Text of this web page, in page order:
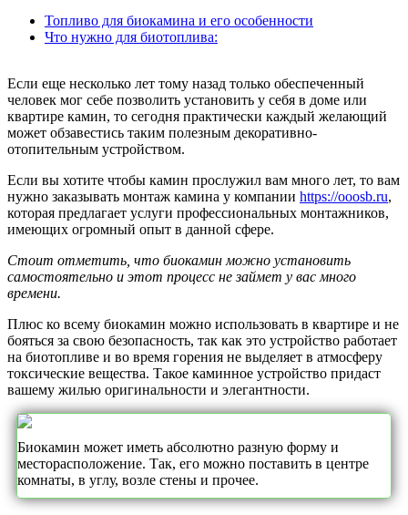
Топливо для биокамина и его особенности
Что нужно для биотоплива:
Если еще несколько лет тому назад только обеспеченный
человек мог себе позволить установить у себя в доме или
квартире камин, то сегодня практически каждый желающий
может обзавестись таким полезным декоративно-
отопительным устройством.
Если вы хотите чтобы камин прослужил вам много лет, то вам
нужно заказывать монтаж камина у компании https://ooosb.ru,
которая предлагает услуги профессиональных монтажников,
имеющих огромный опыт в данной сфере.
Стоит отметить, что биокамин можно установить
самостоятельно и этот процесс не займет у вас много
времени.
Плюс ко всему биокамин можно использовать в квартире и не
бояться за свою безопасность, так как это устройство работает
на биотопливе и во время горения не выделяет в атмосферу
токсические вещества. Такое каминное устройство придаст
вашему жилью оригинальности и элегантности.
Биокамин может иметь абсолютно разную форму и
месторасположение. Так, его можно поставить в центре
комнаты, в углу, возле стены и прочее.